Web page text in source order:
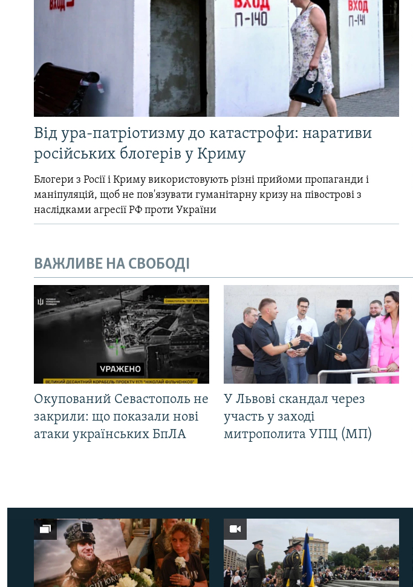
Від ура-патріотизму до катастрофи: наративи
російських блогерів у Криму
Блогери з Росії і Криму використовують різні прийоми пропаганди і
маніпуляцій, щоб не пов'язувати гуманітарну кризу на півострові з
наслідками агресії РФ проти України
ВАЖЛИВЕ НА СВОБОДІ
Окупований Севастополь не
закрили: що показали нові
атаки українських БпЛА
У Львові скандал через
участь у заході
митрополита УПЦ (МП)